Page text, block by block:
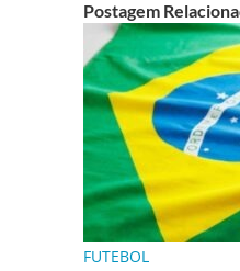
Postagem
FUTEBOL